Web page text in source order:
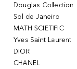
Douglas Collection
Sol de Janeiro
MATH SCIETIFIC
Yves Saint Laurent
DIOR
CHANEL